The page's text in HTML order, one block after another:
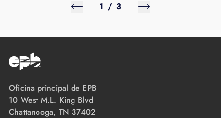
1 / 3
Oficina principal de EPB
10 West M.L. King Blvd
Chattanooga, TN 37402